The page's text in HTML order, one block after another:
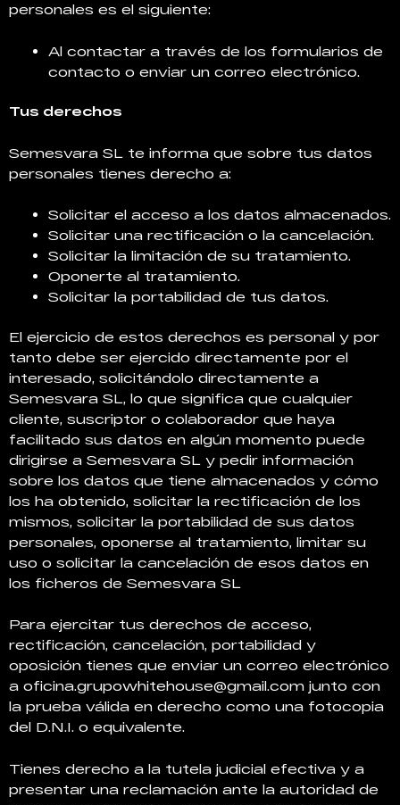
personales es el siguiente:
Al contactar a través de los formularios de
contacto o enviar un correo electrónico.
Tus derechos
Semesvara SL te informa que sobre tus datos
personales tienes derecho a:
Solicitar el acceso a los datos almacenados.
Solicitar una rectificación o la cancelación.
Solicitar la limitación de su tratamiento.
Oponerte al tratamiento.
Solicitar la portabilidad de tus datos.
El ejercicio de estos derechos es personal y por
tanto debe ser ejercido directamente por el
interesado, solicitándolo directamente a
Semesvara SL, lo que significa que cualquier
cliente, suscriptor o colaborador que haya
facilitado sus datos en algún momento puede
dirigirse a Semesvara SL y pedir información
sobre los datos que tiene almacenados y cómo
los ha obtenido, solicitar la rectificación de los
mismos, solicitar la portabilidad de sus datos
personales, oponerse al tratamiento, limitar su
uso o solicitar la cancelación de esos datos en
los ficheros de Semesvara SL
Para ejercitar tus derechos de acceso,
rectificación, cancelación, portabilidad y
oposición tienes que enviar un correo electrónico
a oficina.grupowhitehouse@gmail.com junto con
la prueba válida en derecho como una fotocopia
del D.N.I. o equivalente.
Tienes derecho a la tutela judicial efectiva y a
presentar una reclamación ante la autoridad de